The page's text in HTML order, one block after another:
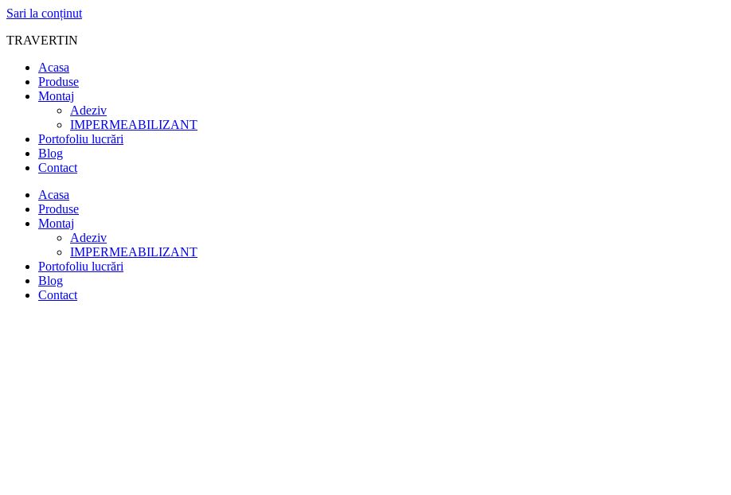
Sari la conținut
TRAVERTIN
Acasa
Produse
Montaj
Adeziv
IMPERMEABILIZANT
Portofoliu lucrări
Blog
Contact
Acasa
Produse
Montaj
Adeziv
IMPERMEABILIZANT
Portofoliu lucrări
Blog
Contact